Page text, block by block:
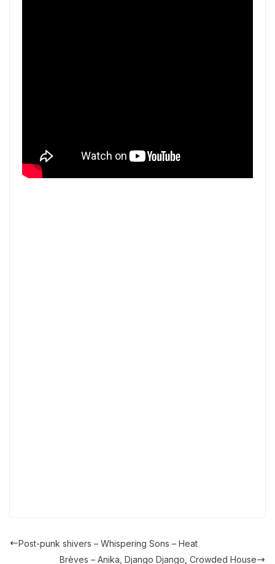
Post-punk shivers – Whispering Sons – Heat
Brèves – Anika, Django Django, Crowded House